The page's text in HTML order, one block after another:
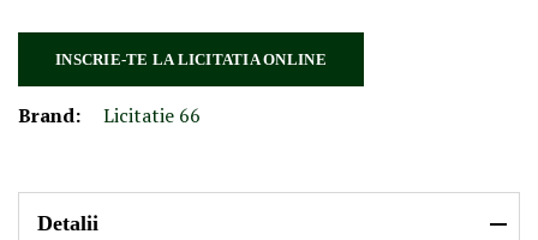
INSCRIE-TE LA LICITATIA ONLINE
Brand: Licitatie 66
Detalii